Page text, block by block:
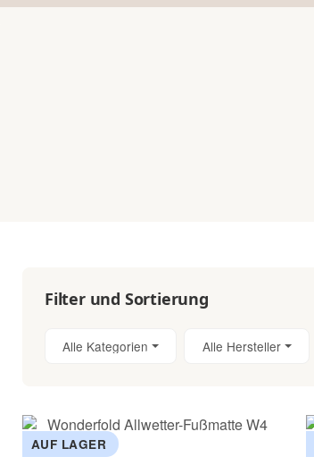
Filter und Sortierung
Alle Kategorien Alle Hersteller
AUF LAGER